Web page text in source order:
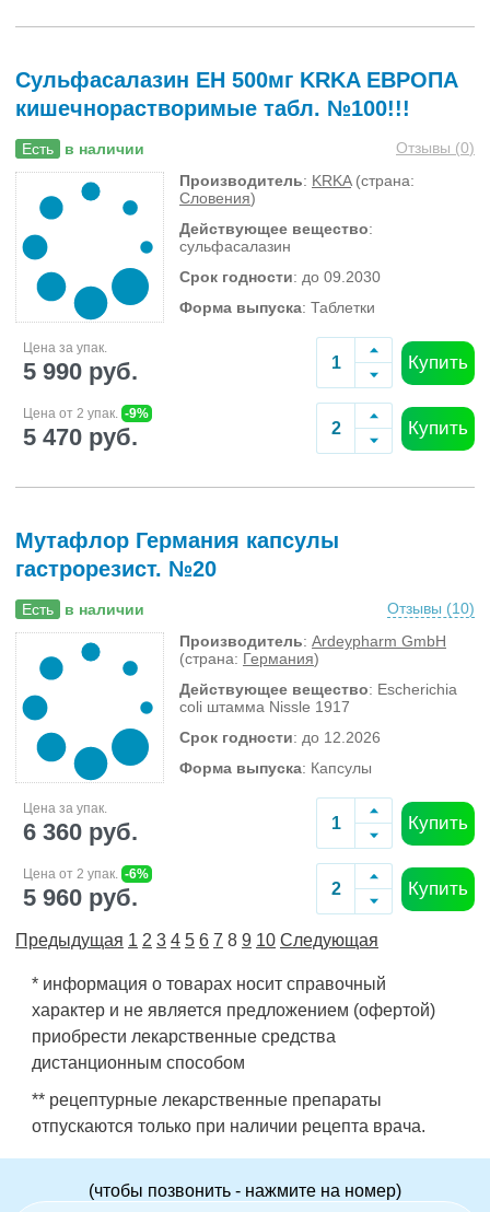
Сульфасалазин ЕН 500мг KRKA ЕВРОПА
кишечнорастворимые табл. №100!!!
Есть в наличии Отзывы (0)
Производитель: KRKA(страна:
Словения)
Действующее вещество:
сульфасалазин
Срок годности: до 09.2030
Форма выпуска: Таблетки
Цена за упак.
5 990 руб. Купить
Цена от 2 упак. -9%
5 470 руб. Купить
Мутафлор Германия капсулы
гастрорезист. №20
Есть в наличии Отзывы (10)
Производитель: Ardeypharm GmbH
(страна: Германия)
Действующее вещество: Escherichia
coli штамма Nissle 1917
Срок годности: до 12.2026
Форма выпуска: Капсулы
Цена за упак.
6 360 руб. Купить
Цена от 2 упак. -6%
5 960 руб. Купить
Предыдущая 1 2 3 4 5 6 7 8 9 10 Следующая
* информация о товарах носит справочный
характер и не является предложением (офертой)
приобрести лекарственные средства
дистанционным способом
** рецептурные лекарственные препараты
отпускаются только при наличии рецепта врача.
(чтобы позвонить - нажмите на номер)